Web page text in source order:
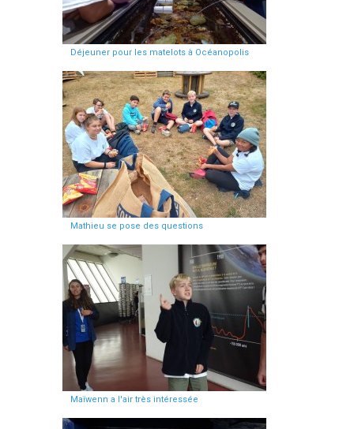
Déjeuner pour les matelots à Océanopolis
Mathieu se pose des questions
Maïwenn a l'air très intéressée